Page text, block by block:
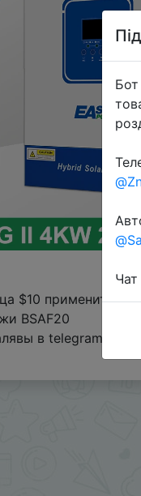
$10 применится
BSAF20
в telegram
Чат